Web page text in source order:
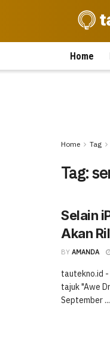
Home
Home Tag
Tag:
Selain
Akan
BY AMANDA
tautekno.id
tajuk "Awe
September ...